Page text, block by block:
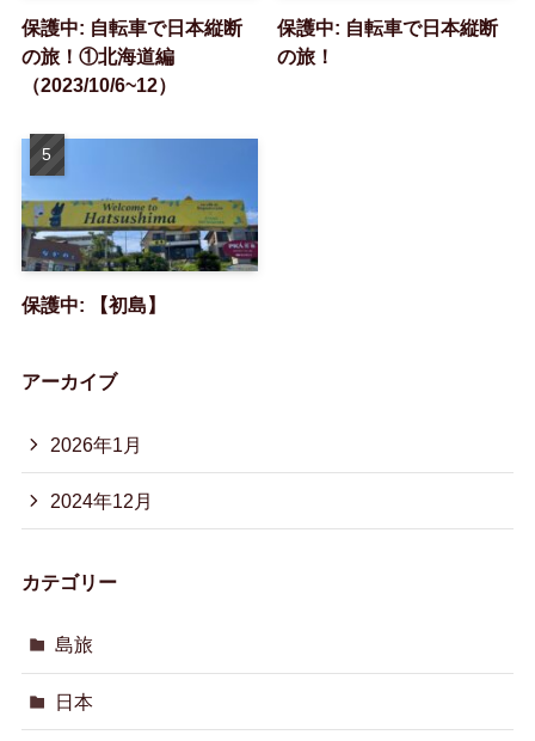
保護中: 自転車で日本縦断
の旅！①北海道編
（2023/10/6~12）
保護中: 自転車で日本縦断
の旅！
保護中: 【初島】
アーカイブ
2026年1月
2024年12月
カテゴリー
島旅
日本